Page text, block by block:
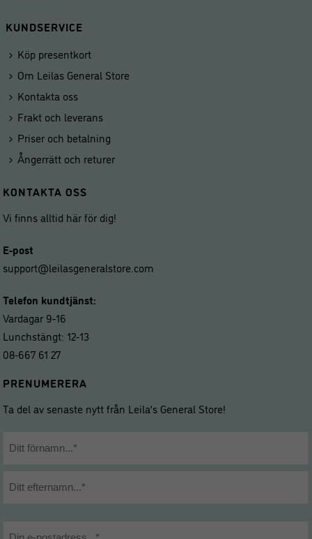
KUNDSERVICE
Köp presentkort
Om Leilas General Store
Kontakta oss
Frakt och leverans
Priser och betalning
Ångerrätt och returer
KONTAKTA OSS
Vi finns alltid här för dig!
E-post
support@leilasgeneralstore.com
Telefon kundtjänst:
Vardagar 9-16
Lunchstängt: 12-13
08-667 61 27
PRENUMERERA
Ta del av senaste nytt från Leila’s General Store!